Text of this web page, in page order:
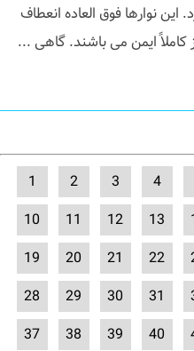
این نوارها فوق العاده انعطاف
کاملاً ایمن می باشند. گاهی ...
1 2 3 4
10
11 12 13
19
20 21 22
28
29 30 31
37
38 39 40